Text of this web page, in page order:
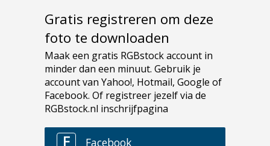
Gratis registreren om deze
foto te downloaden